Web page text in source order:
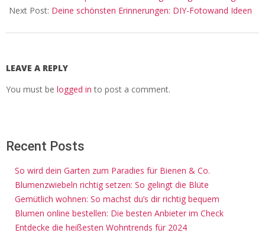
14
Next Post: Deine schönsten Erinnerungen: DIY-Fotowand Ideen
LEAVE A REPLY
You must be logged in to post a comment.
Recent Posts
So wird dein Garten zum Paradies für Bienen & Co.
Blumenzwiebeln richtig setzen: So gelingt die Blüte
Gemütlich wohnen: So machst du’s dir richtig bequem
Blumen online bestellen: Die besten Anbieter im Check
Entdecke die heißesten Wohntrends für 2024